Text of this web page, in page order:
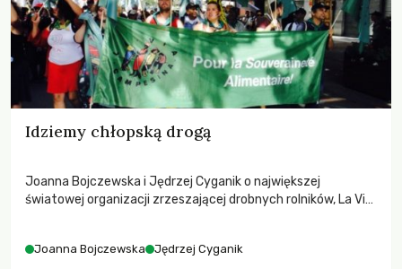
Idziemy chłopską drogą
Joanna Bojczewska i Jędrzej Cyganik o największej
światowej organizacji zrzeszającej drobnych rolników, La Via
udział delegacja z Polski.
Joanna Bojczewska Jędrzej Cyganik